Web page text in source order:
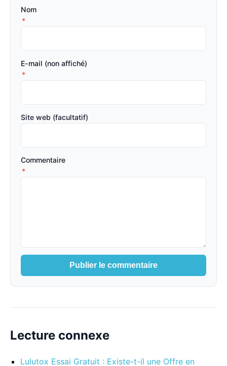
Nom
*
E-mail (non affiché)
*
Site web (facultatif)
Commentaire
*
Publier le commentaire
Lecture connexe
Lulutox Essai Gratuit : Existe-t-il une Offre en